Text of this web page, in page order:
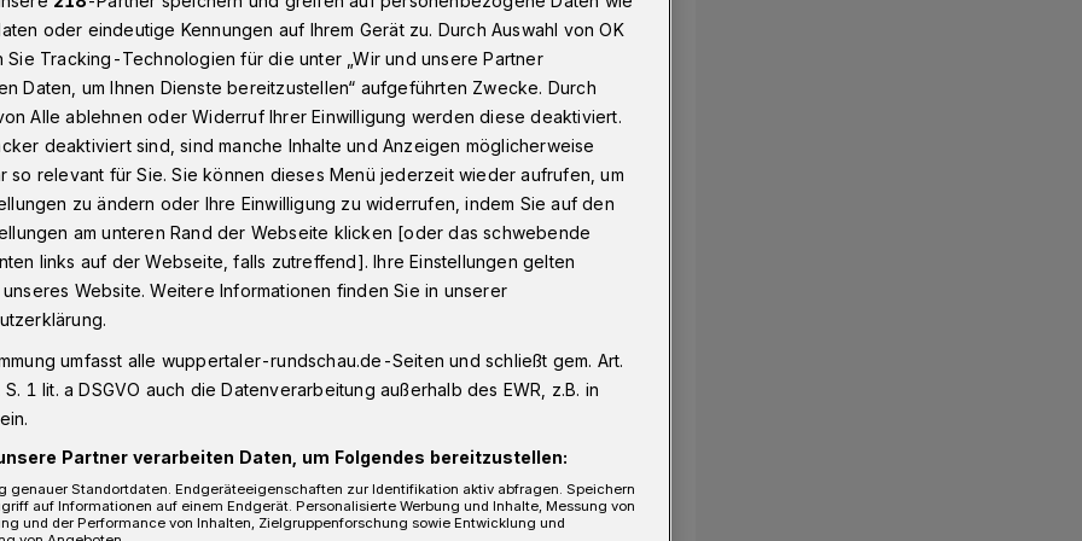
Wegner auf der "Insel"
Barcelona
Fiammetta
Armin T. Wegner-Tage gibt
2025, um 11 Uhr auf der „Insel“ an der
Gastspiel von Fiammetta Wegner aus
oder eindeutige Kennungen auf Ihrem Gerät zu. Durch Auswahl von OK
Sie Tracking-Technologien für die unter „Wir und unsere Partner
Daten, um Ihnen Dienste bereitzustellen“ aufgeführten Zwecke. Durch
Alle ablehnen oder Widerruf Ihrer Einwilligung werden diese deaktiviert.
deaktiviert sind, sind manche Inhalte und Anzeigen möglicherweise
so relevant für Sie. Sie können dieses Menü jederzeit wieder aufrufen, um
zu ändern oder Ihre Einwilligung zu widerrufen, indem Sie auf den
am unteren Rand der Webseite klicken [oder das schwebende
links auf der Webseite, falls zutreffend]. Ihre Einstellungen gelten
Website. Weitere Informationen finden Sie in unserer
umfasst alle wuppertaler-rundschau.de-Seiten und schließt gem. Art.
1 lit. a DSGVO auch die Datenverarbeitung außerhalb des EWR, z.B. in
Partner verarbeiten Daten, um Folgendes bereitzustellen:
genauer Standortdaten. Endgeräteeigenschaften zur Identifikation aktiv abfragen. Speichern
auf Informationen auf einem Endgerät. Personalisierte Werbung und Inhalte, Messung von
und der Performance von Inhalten, Zielgruppenforschung sowie Entwicklung und